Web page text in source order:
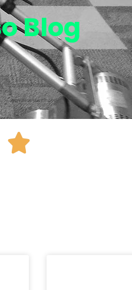
Blog
